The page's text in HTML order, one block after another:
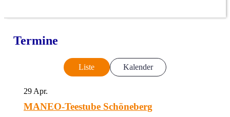
Termine
Liste Kalender
29 Apr.
MANEO-Teestube Schöneberg